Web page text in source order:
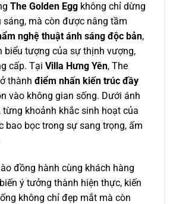
The Golden Egg không chỉ dừng
sáng, mà còn được nâng tầm
nghệ thuật ánh sáng độc bản,
biểu tượng của sự thịnh vượng,
cấp. Tại Villa Hưng Yên, The
thành điểm nhấn kiến trúc đầy
vào không gian sống. Dưới ánh
từng khoảnh khắc sinh hoạt của
bao bọc trong sự sang trọng, ấm
đồng hành cùng khách hàng
ý tưởng thành hiện thực, kiến
không chỉ đẹp mắt mà còn